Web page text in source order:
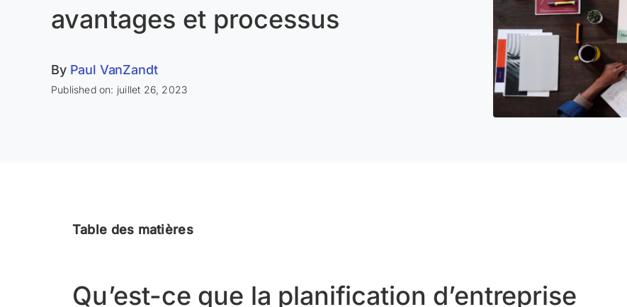
avantages et processus
By Paul VanZandt
Published on: juillet 26, 2023
Table des matières
Qu’est-ce que la planification d’entreprise